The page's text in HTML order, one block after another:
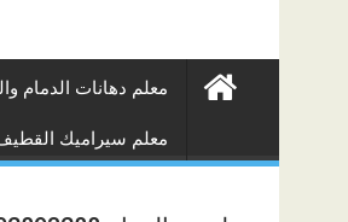
معلم دهانات الدمام
معلم سيراميك